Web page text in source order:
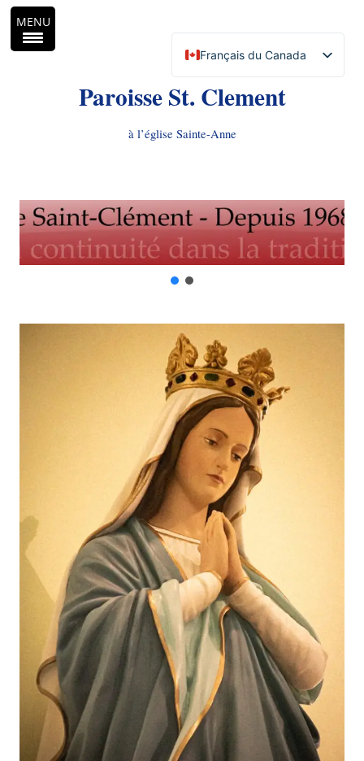
Français du Canada
English (Canada)
Paroisse St. Clement
à l’église Sainte-Anne
MENU